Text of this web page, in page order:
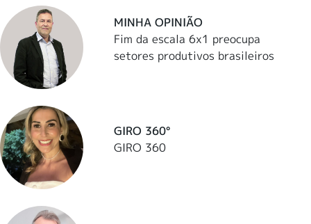
MINHA OPINIÃO
Fim da escala 6x1 preocupa
setores produtivos brasileiros
GIRO 360°
GIRO 360